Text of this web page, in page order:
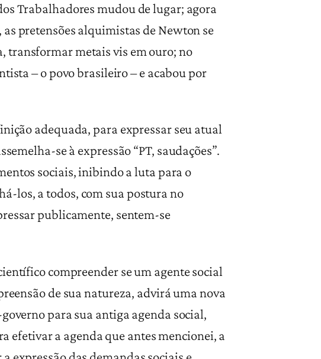
Trabalhadores mudou de lugar; agora
pretensões alquimistas de Newton se
transformar metais vis em ouro; no
– o povo brasileiro – e acabou por
adequada, para expressar seu atual
se à expressão “PT, saudações”.
sociais, inibindo a luta para o
los, a todos, com sua postura no
publicamente, sentem-se
compreender se um agente social
de sua natureza, advirá uma nova
para sua antiga agenda social,
efetivar a agenda que antes mencionei, a